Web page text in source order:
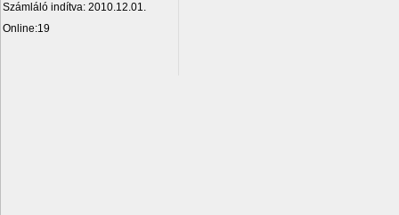
Számláló indítva: 2010.12.01.
Online:19